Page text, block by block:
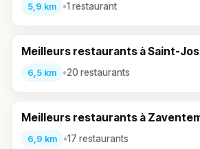
5,9 km •1 restaurant
Meilleurs restaurants à Saint-
6,5 km •20 restaurants
Meilleurs restaurants à
6,9 km •17 restaurants